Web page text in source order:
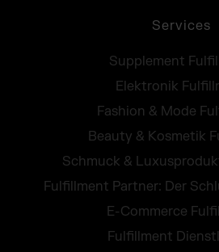
Services
Supplement
Elektronik
Fashion & Mode
Beauty & Kosmetik
Schmuck &
Fulfillment Partner: Der
E-Commerce
Fulfillment